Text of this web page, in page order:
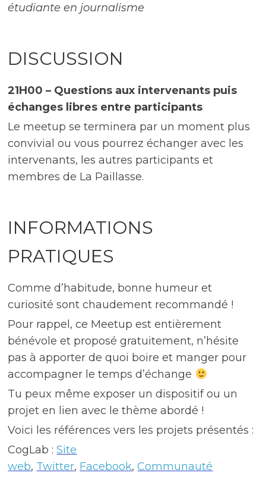
étudiante en journalisme
DISCUSSION
21H00 – Questions aux intervenants puis
échanges libres entre participants
Le meetup se terminera par un moment plus
convivial ou vous pourrez échanger avec les
intervenants, les autres participants et
membres de La Paillasse.
INFORMATIONS
PRATIQUES
Comme d’habitude, bonne humeur et
curiosité sont chaudement recommandé !
Pour rappel, ce Meetup est entièrement
bénévole et proposé gratuitement, n’hésite
pas à apporter de quoi boire et manger pour
accompagner le temps d’échange
Tu peux même exposer un dispositif ou un
projet en lien avec le thème abordé !
Voici les références vers les projets présentés :
CogLab :Site
web, Twitter, Facebook,Communauté